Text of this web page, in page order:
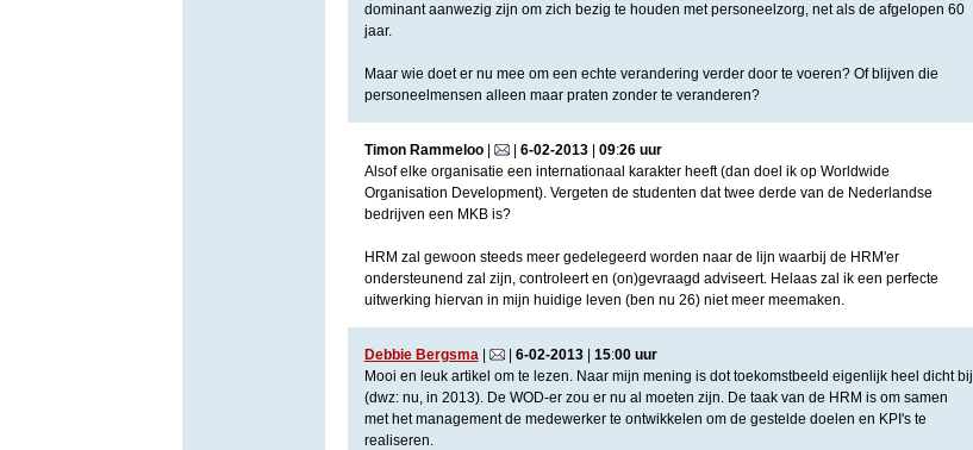
dominant aanwezig zijn om zich bezig te houden met personeelzorg, net als de afgelopen 60
jaar.
Maar wie doet er nu mee om een echte verandering verder door te voeren? Of blijven die
personeelmensen alleen maar praten zonder te veranderen?
Timon Rammeloo| | 6-02-2013| 09:26 uur
Alsof elke organisatie een internationaal karakter heeft (dan doel ik op Worldwide
Organisation Development). Vergeten de studenten dat twee derde van de Nederlandse
bedrijven een MKB is?
HRM zal gewoon steeds meer gedelegeerd worden naar de lijn waarbij de HRM'er
ondersteunend zal zijn, controleert en (on)gevraagd adviseert. Helaas zal ik een perfecte
uitwerking hiervan in mijn huidige leven (ben nu 26) niet meer meemaken.
Debbie Bergsma| | 6-02-2013| 15:00 uur
Mooi en leuk artikel om te lezen. Naar mijn mening is dot toekomstbeeld eigenlijk heel dicht bij
(dwz: nu, in 2013). De WOD-er zou er nu al moeten zijn. De taak van de HRM is om samen
met het management de medewerker te ontwikkelen om de gestelde doelen en KPI's te
realiseren.